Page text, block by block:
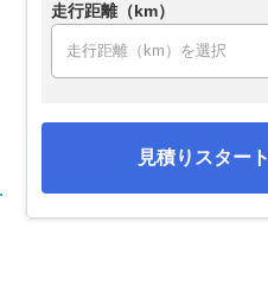
走行距離（km）
見積りスタート